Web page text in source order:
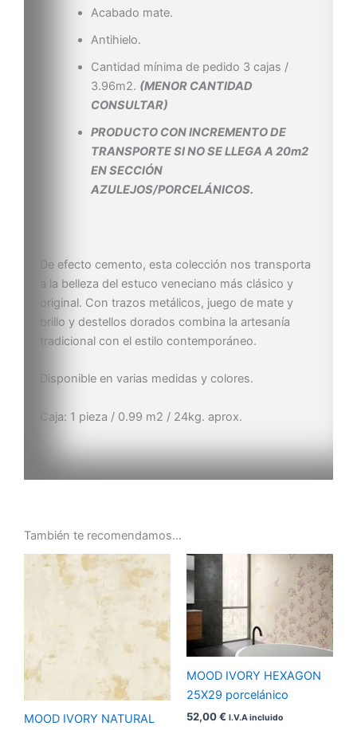
Acabado mate.
Antihielo.
Cantidad mínima de pedido 3 cajas /
3.96m2. (MENOR CANTIDAD
CONSULTAR)
PRODUCTO CON INCREMENTO DE
TRANSPORTE SI NO SE LLEGA A 20m2
EN SECCIÓN
AZULEJOS/PORCELÁNICOS.
De efecto cemento, esta colección nos transporta
a la belleza del estuco veneciano más clásico y
original. Con trazos metálicos, juego de mate y
brillo y destellos dorados combina la artesanía
tradicional con el estilo contemporáneo.
Disponible en varias medidas y colores.
Caja: 1 pieza / 0.99 m2 / 24kg. aprox.
También te recomendamos…
MOOD IVORY NATURAL
MOOD IVORY HEXAGON
25X29 porcelánico
52,00€ I.V.A incluido